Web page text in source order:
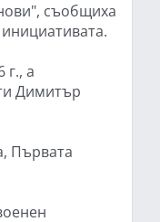
съобщиха
г., а
Димитър
Първата